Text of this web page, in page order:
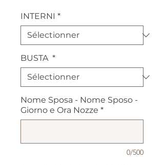
INTERNI *
BUSTA *
Nome Sposa - Nome Sposo -
Giorno e Ora Nozze *
0/500